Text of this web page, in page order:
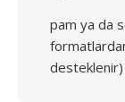
pam ya da
desteklenir)